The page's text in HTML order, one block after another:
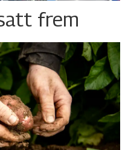
frem